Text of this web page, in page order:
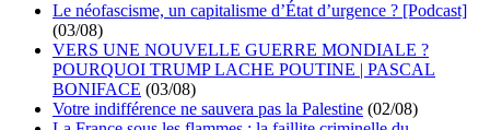
Le néofascisme, un capitalisme d’État d’urgence ? [Podcast]
(03/08)
VERS UNE NOUVELLE GUERRE MONDIALE ?
POURQUOI TRUMP LACHE POUTINE | PASCAL
BONIFACE (03/08)
Votre indifférence ne sauvera pas la Palestine (02/08)